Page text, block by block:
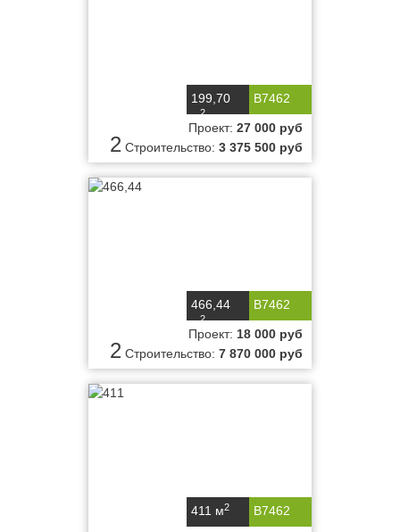
B7462
199,70
м2
2
Проект: 27 000 руб
Строительство: 3 375 500 руб
B7462
466,44
м2
2
Проект: 18 000 руб
Строительство: 7 870 000 руб
B7462
411 м2